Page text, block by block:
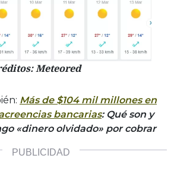
Meteored
Más de $104 mil millones en
bancarias: Qué son y
«dinero olvidado» por cobrar